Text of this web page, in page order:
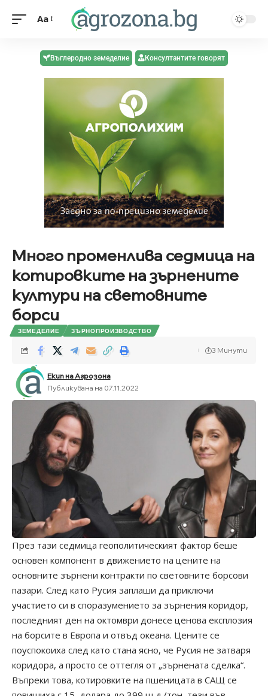
Aa
Въглеродно земеделие Консултантите говорят
Много променлива седмица на
котировките на зърнените
култури на световните
борси
ЗЕМЕДЕЛИЕ ЗЪРНОПРОИЗВОДСТВО
Екип на Агрозона
Публикувана на 07.11.2022
3 Минути
През тази седмица геополитическият фактор беше
основен компонент в движението на цените на
основните зърнени контракти по световните борсови
пазари. След като Русия заплаши да приключи
участието си в споразумението за зърнения коридор,
последният ден на октомври донесе ценова експлозия
на борсите в Европа и отвъд океана. Цените се
поуспокоиха след като стана ясно, че Русия не затваря
коридора, а просто се оттегля от „зърнената сделка“.
Въпреки това, котировките на пшеницата в САЩ се